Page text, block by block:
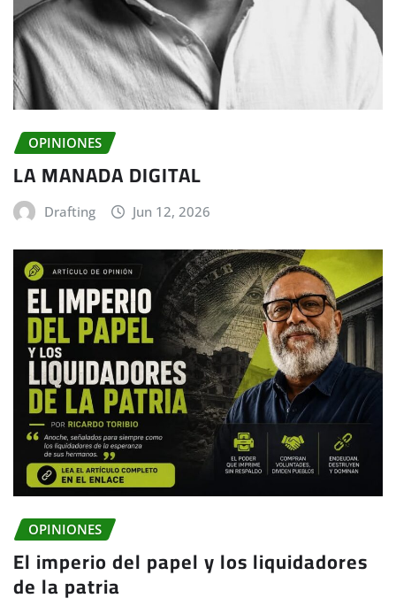
OPINIONES
LA MANADA DIGITAL
Drafting Jun 12, 2026
OPINIONES
El imperio del papel y los liquidadores
de la patria